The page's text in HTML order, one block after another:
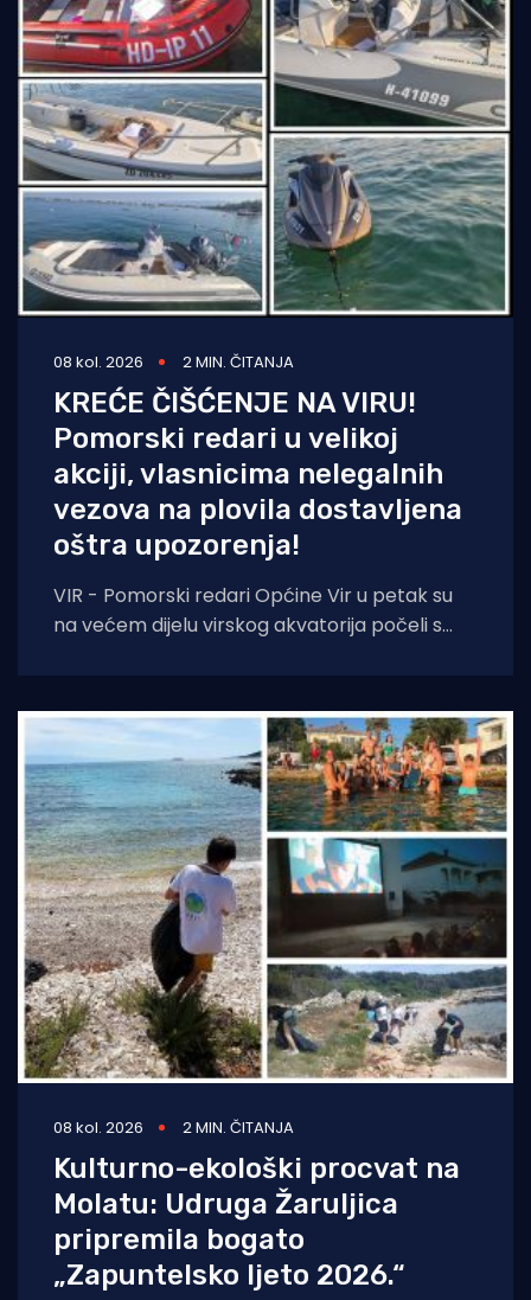
08 kol. 2026 2 MIN. ČITANJA
KREĆE ČIŠĆENJE NA VIRU!
Pomorski redari u velikoj
akciji, vlasnicima nelegalnih
vezova na plovila dostavljena
oštra upozorenja!
VIR - Pomorski redari Općine Vir u petak su
na većem dijelu virskog akvatorija počeli s
08 kol. 2026 2 MIN. ČITANJA
Kulturno-ekološki procvat na
Molatu: Udruga Žaruljica
pripremila bogato
„Zapuntelsko ljeto 2026.“